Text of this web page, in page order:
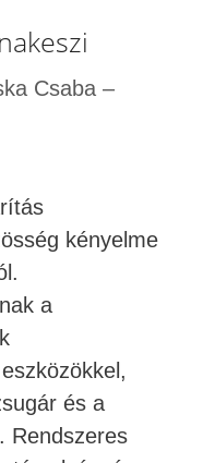
Csaba –
kényelme
a
és a
Rendszeres